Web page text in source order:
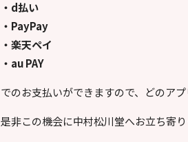
・d払い
・PayPay
・楽天ペイ
・au PAY
でのお支払いができますので、どのアプ
是非この機会に中村松川堂へお立ち寄り